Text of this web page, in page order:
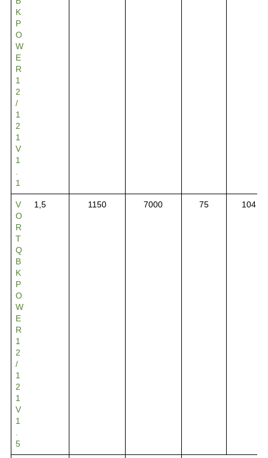
K
P
O
W
E
R
1
2
/
1
2
1
V
1
1
V
O
R
T
Q
B
K
P
O
W
E
R
1
2
/
1
2
1
V
1
5
1,5 1150 7000 75 104